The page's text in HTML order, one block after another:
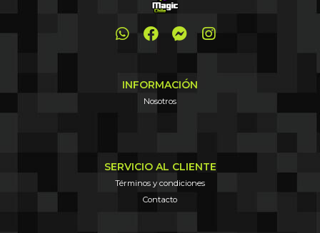
INFORMACIÓN
Nosotros
SERVICIO AL CLIENTE
Términos y condiciones
Contacto